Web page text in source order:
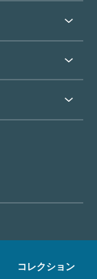
コレクション